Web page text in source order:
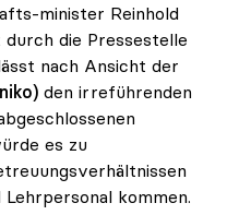
minister Reinhold
die Pressestelle
nach Ansicht der
den irreführenden
es zu
kommen.